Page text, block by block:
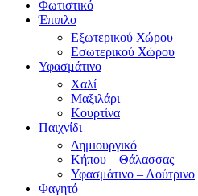
Φωτιστικό
Έπιπλο
Εξωτερικού Χώρου
Εσωτερικού Χώρου
Υφασμάτινο
Χαλί
Μαξιλάρι
Κουρτίνα
Παιχνίδι
Δημιουργικό
Κήπου – Θάλασσας
Υφασμάτινο – Λούτρινο
Φαγητό